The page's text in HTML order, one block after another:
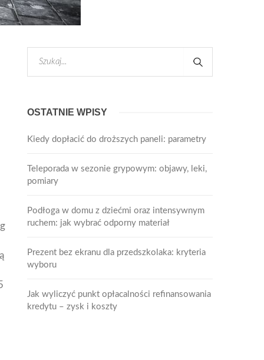
OSTATNIE WPISY
Kiedy dopłacić do droższych paneli: parametry
Teleporada w sezonie grypowym: objawy, leki,
pomiary
Podłoga w domu z dziećmi oraz intensywnym
ruchem: jak wybrać odporny materiał
Prezent bez ekranu dla przedszkolaka: kryteria
wyboru
Jak wyliczyć punkt opłacalności refinansowania
kredytu – zysk i koszty